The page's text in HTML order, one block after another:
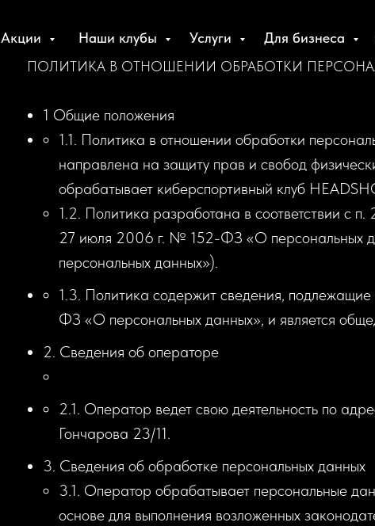
Акции Наши клубы Услуги Для бизнеса
ПОЛИТИКА В ОТНОШЕНИИ ОБРАБОТКИ
1 Общие положения
1.1. Политика в отношении обработки
направлена на защиту прав и свобод
обрабатывает киберспортивный клуб
1.2. Политика разработана в соответствии с
27 июля 2006 г. № 152-ФЗ «О персональных
персональных данных»).
1.3. Политика содержит сведения, подлежащие
ФЗ «О персональных данных», и является
2. Сведения об операторе
2.1. Оператор ведет свою деятельность по
Гончарова 23/11.
3. Сведения об обработке персональных данных
3.1. Оператор обрабатывает персональные
основе для выполнения возложенных